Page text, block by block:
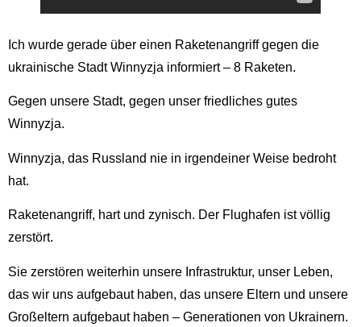
Ich wurde gerade über einen Raketenangriff gegen die
ukrainische Stadt Winnyzja informiert – 8 Raketen.
Gegen unsere Stadt, gegen unser friedliches gutes
Winnyzja.
Winnyzja, das Russland nie in irgendeiner Weise bedroht
hat.
Raketenangriff, hart und zynisch. Der Flughafen ist völlig
zerstört.
Sie zerstören weiterhin unsere Infrastruktur, unser Leben,
das wir uns aufgebaut haben, das unsere Eltern und unsere
Großeltern aufgebaut haben – Generationen von Ukrainern.